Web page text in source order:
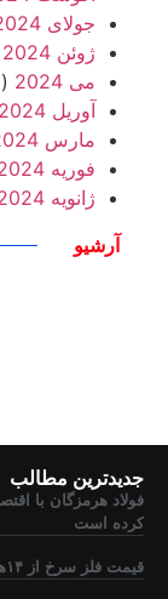
جولای 2024
ژوئن 2024
می 2024
(131)
آوریل 2024
مارس 2024
فوریه 2024
ژانویه 2024
آرشیو
جدیدترین مطالب
فولاد هرمزگان با
کرده است
قیمت فلز سرخ از ۱۴هزار دلار در هر تن عبور کرد